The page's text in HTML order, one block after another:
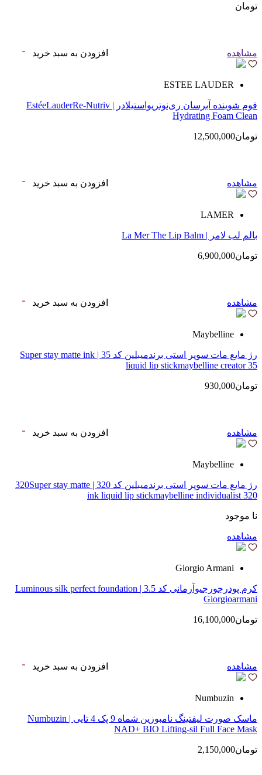
تومان
مشاهده افزودن به سبد خرید
ESTEE LAUDER
فوم شوینده آبرسان ری‌نوتریواستیلادر | EstéeLauderRe-Nutriv
Hydrating Foam Clean
تومان12,500,000
مشاهده افزودن به سبد خرید
LAMER
بالم لب لامر | La Mer The Lip Balm
تومان6,900,000
مشاهده افزودن به سبد خرید
Maybelline
رژ مایع مات سوپر استی‌ برندمیبلین کد 35 | Super stay matte ink
liquid lip stickmaybelline creator 35
تومان930,000
مشاهده افزودن به سبد خرید
Maybelline
رژ مایع مات سوپر استی‌ برندمیبلین کد 320 | 320Super stay matte
ink liquid lip stickmaybelline individualist 320
نا موجود
مشاهده
Giorgio Armani
کرم پودرجورجیوآرمانی کد 3.5 | Luminous silk perfect foundation
Giorgioarmani
تومان16,100,000
مشاهده افزودن به سبد خرید
Numbuzin
ماسک صورت لیفتینگ نامبوزین شماه 9 پک 4 تایی | Numbuzin
NAD+ BIO Lifting-sil Full Face Mask
تومان2,150,000